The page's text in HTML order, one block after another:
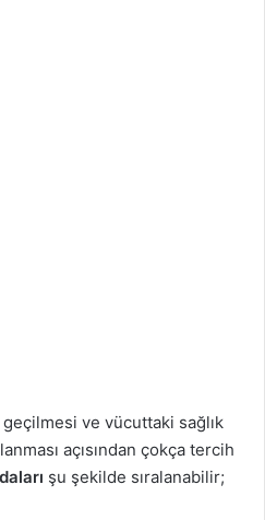
ve vücuttaki sağlık
açısından çokça tercih
şu şekilde sıralanabilir;